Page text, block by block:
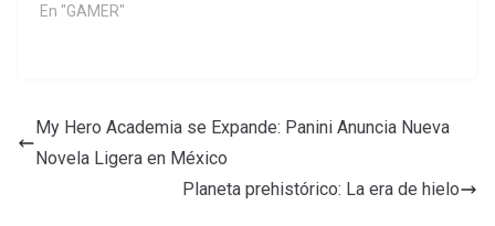
En "GAMER"
My Hero Academia se Expande: Panini Anuncia Nueva
Novela Ligera en México
Planeta prehistórico: La era de hielo